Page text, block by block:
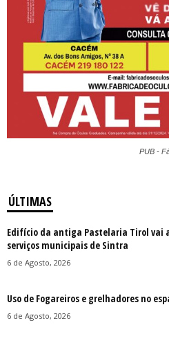
PUB -
ÚLTIMAS
Edifício da antiga Pastelaria Tirol vai
serviços municipais de Sintra
6 de Agosto, 2026
Uso de Fogareiros e grelhadores no
6 de Agosto, 2026